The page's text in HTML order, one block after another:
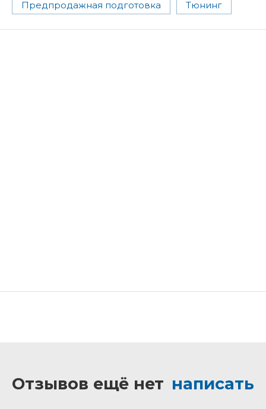
Предпродажная подготовка Тюнинг
Отзывов ещё нет написать